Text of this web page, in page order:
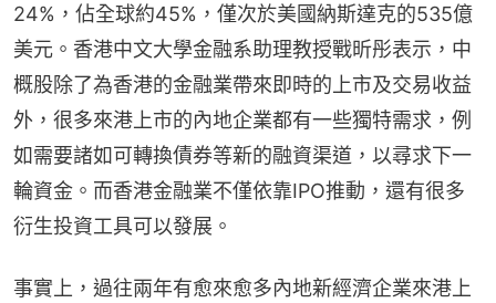
24%，佔全球約45%，僅次於美國納斯達克的535億
美元。香港中文大學金融系助理教授戰昕彤表示，中
概股除了為香港的金融業帶來即時的上市及交易收益
外，很多來港上市的內地企業都有一些獨特需求，例
如需要諸如可轉換債券等新的融資渠道，以尋求下一
輪資金。而香港金融業不僅依靠IPO推動，還有很多
衍生投資工具可以發展。
事實上，過往兩年有愈來愈多內地新經濟企業來港上